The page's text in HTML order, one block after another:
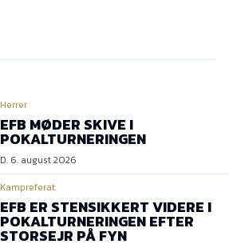
Herrer
EFB MØDER SKIVE I
POKALTURNERINGEN
D. 6. august 2026
Kampreferat
EFB ER STENSIKKERT VIDERE I
POKALTURNERINGEN EFTER
STORSEJR PÅ FYN